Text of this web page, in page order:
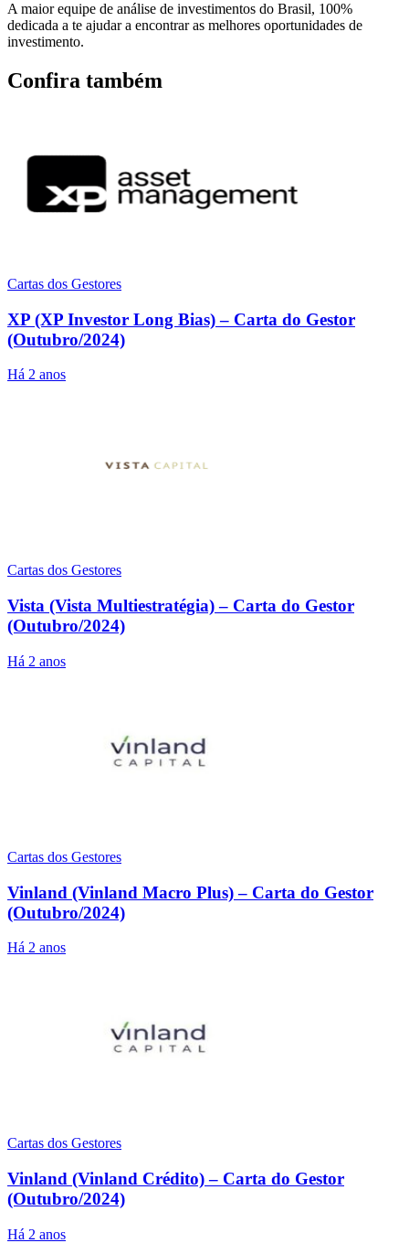
A maior equipe de análise de investimentos do Brasil, 100%
dedicada a te ajudar a encontrar as melhores oportunidades de
investimento.
Confira também
Cartas dos Gestores
XP (XP Investor Long Bias) – Carta do Gestor
(Outubro/2024)
Há 2 anos
Cartas dos Gestores
Vista (Vista Multiestratégia) – Carta do Gestor
(Outubro/2024)
Há 2 anos
Cartas dos Gestores
Vinland (Vinland Macro Plus) – Carta do Gestor
(Outubro/2024)
Há 2 anos
Cartas dos Gestores
Vinland (Vinland Crédito) – Carta do Gestor
(Outubro/2024)
Há 2 anos